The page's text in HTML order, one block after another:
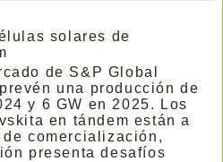
solares de
de S&P Global
una producción de
y 6 GW en 2025. Los
en tándem están a
comercialización,
presenta desafíos